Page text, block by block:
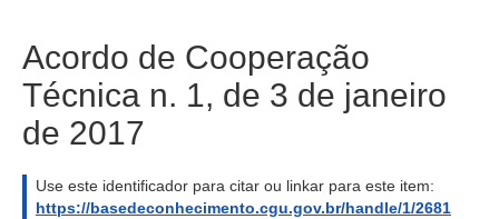
Acordo de Cooperação
Técnica n. 1, de 3 de janeiro
de 2017
Use este identificador para citar ou linkar para este item:
https://basedeconhecimento.cgu.gov.br/handle/1/2681